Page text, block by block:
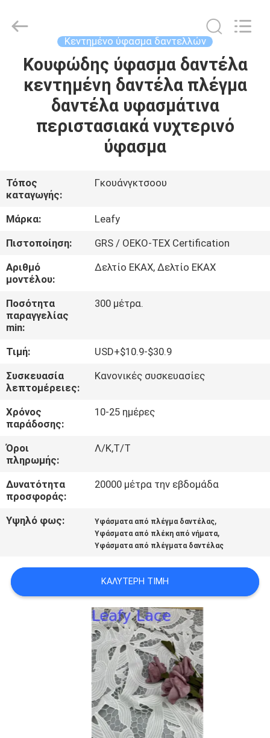
ΑΡΧΙΚΉ
ΣΕΛΊΔΑ
ΠΡΟΪΌΝΤΑ
ΜΕ
ΕΜΆΣ
ΓΎΡΟΣ
ΕΡΓΟΣΤΑΣΊΩΝ
ΠΟΙΟΤΙΚΌΣ
ΈΛΕΓΧΟΣ
ΕΠΑΦΉ
ΝΈΑ
ΖΗΤΉΣΤΕ
ΈΝΑ
ΑΠΌΣΠΑΣΜΑ
SITEMAP
ΑΠΟΡΡΉΤΟΥ
Reserved.
Κεντημένο ύφασμα δαντελλών
Κουφώδης ύφασμα δαντέλα
κεντημένη δαντέλα πλέγμα
δαντέλα υφασμάτινα
περιστασιακά νυχτερινό
ύφασμα
Τόπος
καταγωγής:
Γκουάνγκτσοου
Μάρκα:
Leafy
Πιστοποίηση:
GRS / OEKO-TEX Certification
Αριθμό
μοντέλου:
Δελτίο ΕΚΑΧ, Δελτίο ΕΚΑΧ
Ποσότητα
παραγγελίας
min:
300 μέτρα.
Τιμή:
USD+$10.9-$30.9
Συσκευασία
λεπτομέρειες:
Κανονικές συσκευασίες
Χρόνος
παράδοσης:
10-25 ημέρες
Όροι
πληρωμής:
Λ/Κ,Τ/Τ
Δυνατότητα
προσφοράς:
20000 μέτρα την εβδομάδα
Υψηλό φως: Υφάσματα από πλέγμα δαντέλας,
Υφάσματα από πλέκη από νήματα,
Υφάσματα από πλέγματα δαντέλας
ΚΑΛΎΤΕΡΗ ΤΙΜΉ